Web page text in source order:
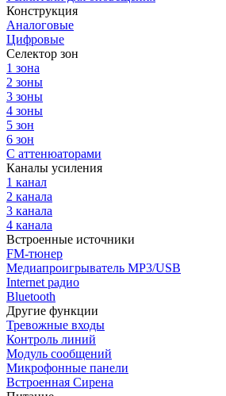
Конструкция
Аналоговые
Цифровые
Селектор зон
1 зона
2 зоны
3 зоны
4 зоны
5 зон
6 зон
С аттенюаторами
Каналы усиления
1 канал
2 канала
3 канала
4 канала
Встроенные источники
FM-тюнер
Медиапроигрыватель MP3/USB
Internet радио
Bluetooth
Другие функции
Тревожные входы
Контроль линий
Модуль сообщений
Микрофонные панели
Встроенная Сирена